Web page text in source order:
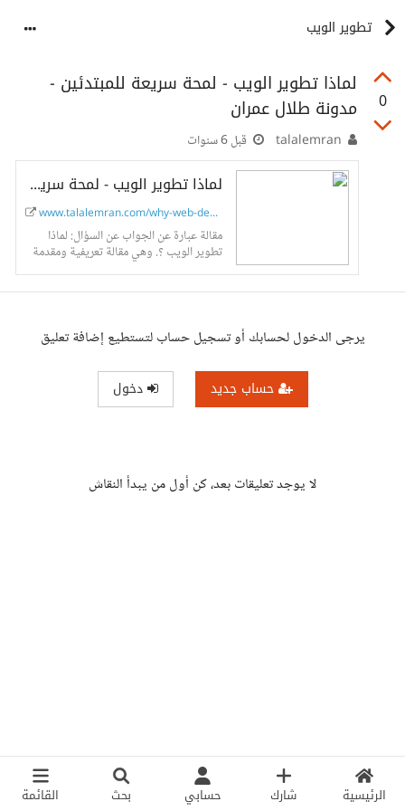
الرئيسية شارك حسابي بحث القائمة
تطوير الويب
0
لماذا تطوير الويب - لمحة سريعة للمبتدئين -
مدونة طلال عمران
قبل 6 سنوات
لماذا تطوير الويب - لمحة سريعة للمبتدئين - مدونة طلال عمران
www.talalemran.com/why-web-developm...
مقالة عبارة عن الجواب عن السؤال: لماذا
تطوير الويب ؟. وهي مقالة تعريفية ومقدمة
حول ما يعرف بتطوير وبرمجة الويب و
يرجى الدخول لحسابك أو تسجيل حساب لتستطيع إضافة تعليق
حساب جديد دخول
لا يوجد تعليقات بعد، كن أول من يبدأ النقاش